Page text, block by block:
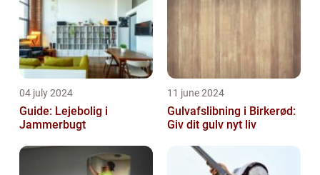
04 july 2024
Guide: Lejebolig i
Jammerbugt
11 june 2024
Gulvafslibning i Birkerød:
Giv dit gulv nyt liv